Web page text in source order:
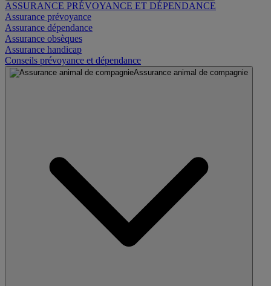
ASSURANCE PRÉVOYANCE ET DÉPENDANCE
Assurance prévoyance
Assurance dépendance
Assurance obsèques
Assurance handicap
Conseils prévoyance et dépendance
Assurance animal de compagnie